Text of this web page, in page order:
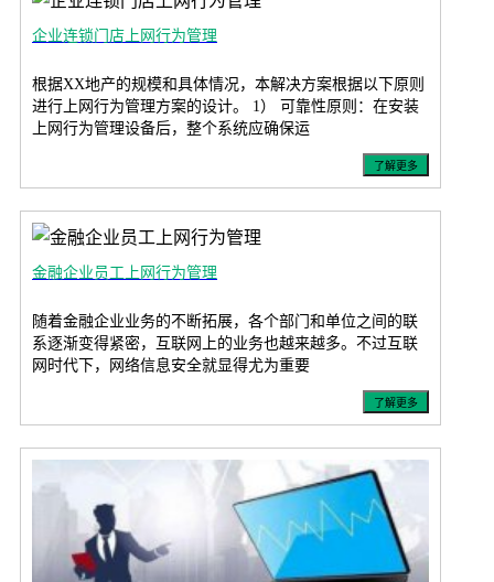
企业连锁门店上网行为管理
根据XX地产的规模和具体情况，本解决方案根据以下原则
进行上网行为管理方案的设计。 1） 可靠性原则：在安装
上网行为管理设备后，整个系统应确保运
了解更多
金融企业员工上网行为管理
随着金融企业业务的不断拓展，各个部门和单位之间的联
系逐渐变得紧密，互联网上的业务也越来越多。不过互联
网时代下，网络信息安全就显得尤为重要
了解更多